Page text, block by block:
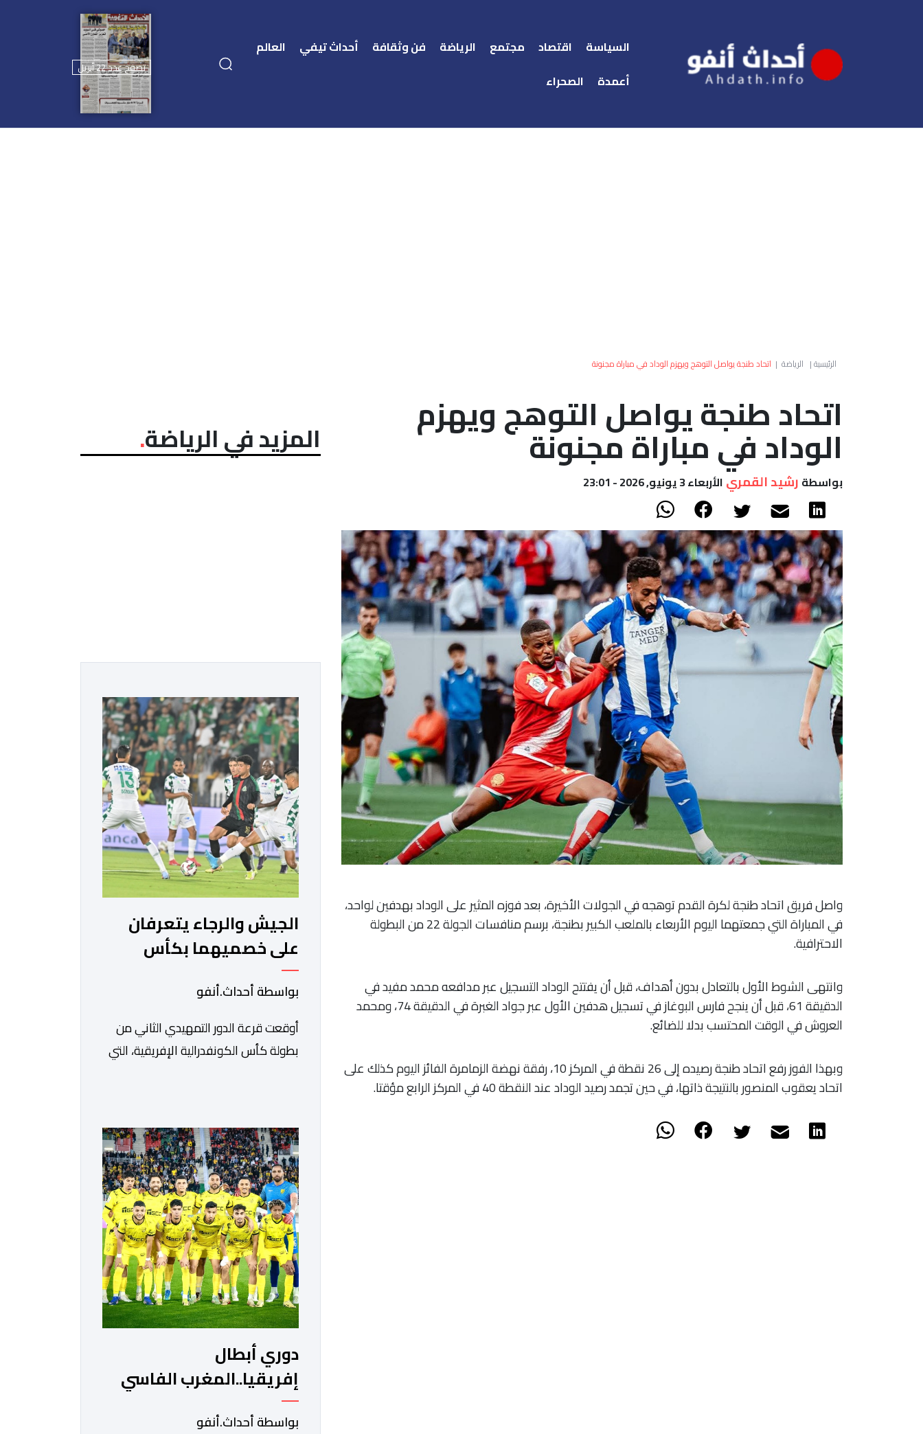
السياسة اقتصاد مجتمع الرياضة فن وثقافة أحداث تيفي
العالم
أعمدة
الصحراء
تصفح عدد 22 أبريل
الرئيسية| الرياضة | اتحاد طنجة يواصل التوهج ويهزم الوداد في مباراة مجنونة
اتحاد طنجة يواصل التوهج ويهزم
الوداد في مباراة مجنونة
بواسطة رشيد القمري الأربعاء 3 يونيو, 2026 - 23:01
واصل فريق اتحاد طنجة لكرة القدم توهجه في الجولات الأخيرة، بعد فوزه المثير على الوداد بهدفين لواحد،
في المباراة التي جمعتهما اليوم الأربعاء بالملعب الكبير بطنجة، برسم منافسات الجولة 22 من البطولة
الاحترافية.
وانتهى الشوط الأول بالتعادل بدون أهداف، قبل أن يفتتح الوداد التسجيل عبر مدافعه محمد مفيد في
الدقيقة 61، قبل أن ينجح فارس البوغاز في تسجيل هدفين الأول عبر جواد الغبرة في الدقيقة 74، ومحمد
العروش في الوقت المحتسب بدلا للضائع.
وبهذا الفوز رفع اتحاد طنجة رصيده إلى 26 نقطة في المركز 10، رفقة نهضة الزمامرة الفائز اليوم كذلك على
اتحاد يعقوب المنصور بالنتيجة ذاتها، في حين تجمد رصيد الوداد عند النقطة 40 في المركز الرابع مؤقتا.
المزيد في الرياضة
الجيش والرجاء يتعرفان
على خصميهما بكأس
الكاف
بواسطة أحداث.أنفو
أوقعت قرعة الدور التمهيدي الثاني من
بطولة كأس الكونفدرالية الإفريقية، التي
مرتقبة أمام أندية غرب ووسط القارة. ​
وسيكون نادي الرجاء الرياضي على موعد
مع مواجهة المتأهل من المباراة التي
تجمع بين إيل كانيمي واريورز النيجيري
ونادي أوديب ممثل […]
دوري أبطال
إفريقيا..المغرب الفاسي
يواجه رحيمو البوركينابي
بواسطة أحداث.أنفو